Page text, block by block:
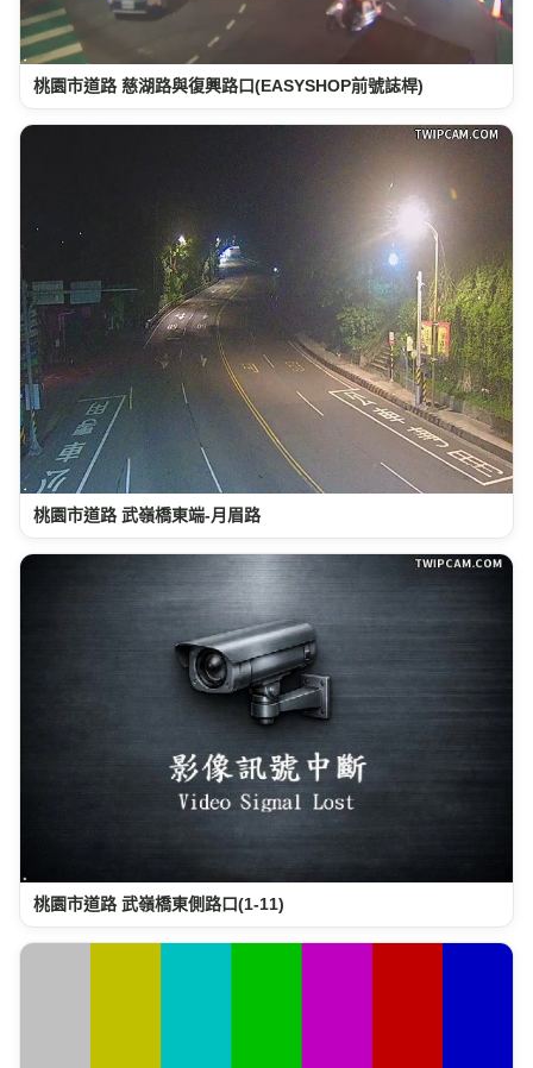
桃園市道路 慈湖路與復興路口(EASYSHOP前號誌桿)
桃園市道路 武嶺橋東端-月眉路
桃園市道路 武嶺橋東側路口(1-11)